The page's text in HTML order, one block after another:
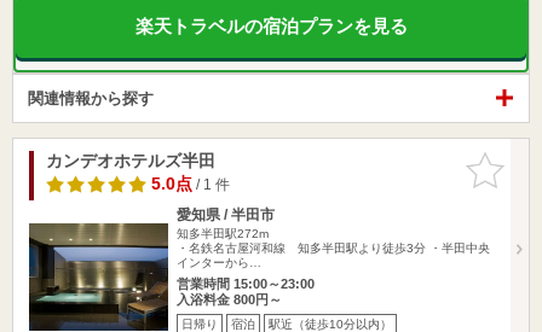
楽天トラベルの宿泊プランを見る
関連情報から探す
お気に入
りに追加
カンデオホテルズ半田
5.0点/ 1 件
愛知県 / 半田市
知多半田駅272m
・名鉄名古屋河和線 知多半田駅より徒歩3分 ・半田中央
インターから…
営業時間 15:00～23:00
入浴料金 800円～
日帰り 宿泊 駅近（徒歩10分以内）